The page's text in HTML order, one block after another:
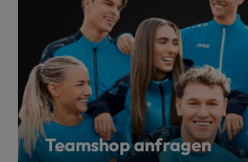
Teamshop anfragen